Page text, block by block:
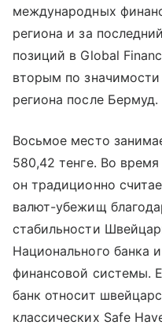
международных
региона и за
позиций в Global
вторым по
региона после Бермуд.
Восьмое место
580,42 тенге. Во
он традиционно
валют-убежищ
стабильности
Национального банка
финансовой системы.
банк относит
классических Safe